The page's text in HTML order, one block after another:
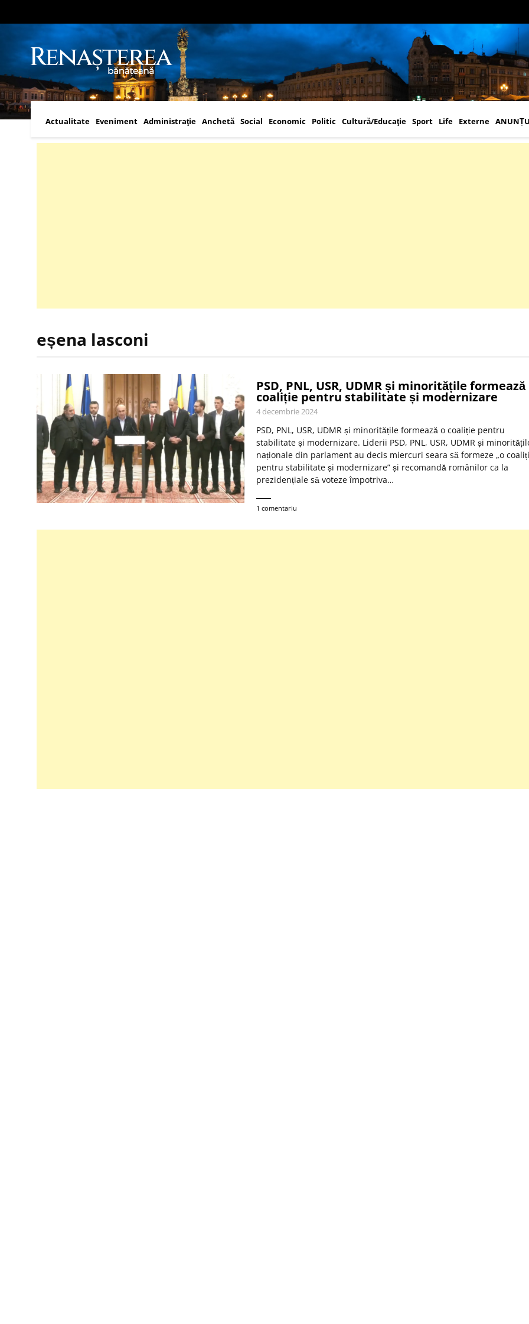
Actualitate Eveniment Administraţie Anchetă Social Economic Politic Cultură/Educaţie Sport Life Externe
eșena lasconi
PSD, PNL, USR, UDMR și minoritățile formează
coaliție pentru stabilitate și modernizare
4 decembrie 2024
PSD, PNL, USR, UDMR și minoritățile formează o coaliție pentru
stabilitate și modernizare. Liderii PSD, PNL, USR, UDMR și
naționale din parlament au decis miercuri seara să formeze „o
pentru stabilitate și modernizare” și recomandă românilor ca la
prezidențiale să voteze împotriva…
1 comentariu